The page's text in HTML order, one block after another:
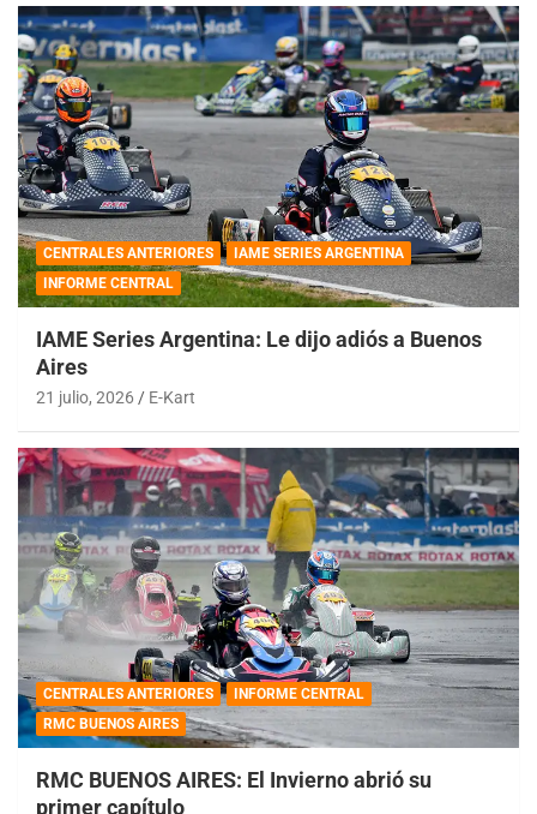
CENTRALES ANTERIORES
IAME SERIES ARGENTINA
INFORME CENTRAL
IAME Series Argentina: Le dijo adiós a Buenos
Aires
21 julio, 2026 E-Kart
CENTRALES ANTERIORES
INFORME CENTRAL
RMC BUENOS AIRES
RMC BUENOS AIRES: El Invierno abrió su
primer capítulo